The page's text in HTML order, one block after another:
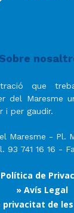
Sobre
que
del Maresme
i per gaudir.
Maresme - Pl.
93 741 16 16 -
de
» Avís Legal
privacitat de